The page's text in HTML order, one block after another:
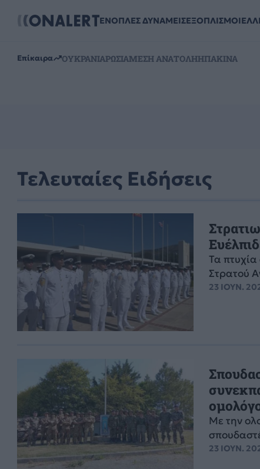
ΕΝΟΠΛΕΣ ΔΥΝΑΜΕΙΣΕΞΟΠΛΙΣΜΟΙ
Επίκαιρα ΟΥΚΡΑΝΙΑΡΩΣΙΑΜΕΣΗ ΑΝΑΤΟΛΗΗΠΑΚΙΝΑ
Τελευταίες Ειδήσεις
Τα πτυχία
Στρατού
23 ΙΟΥΝ.
Με την
23 ΙΟΥΝ.